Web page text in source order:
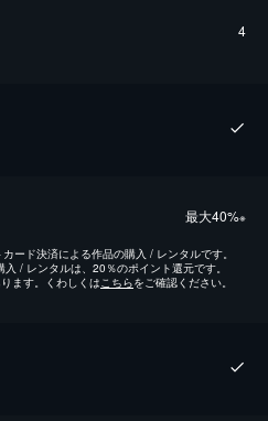
4
最⼤40%※
ード決済による作品の購入 / レンタルです。
/ レンタルは、20％のポイント還元です。
ます。くわしくは こちらをご確認ください。